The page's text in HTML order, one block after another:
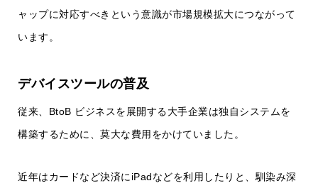
ャップに対応すべきという意識が市場規模拡大につながって
います。
デバイスツールの普及
従来、BtoB ビジネスを展開する大手企業は独自システムを
構築するために、莫大な費用をかけていました。
近年はカードなど決済にiPadなどを利用したりと、馴染み深